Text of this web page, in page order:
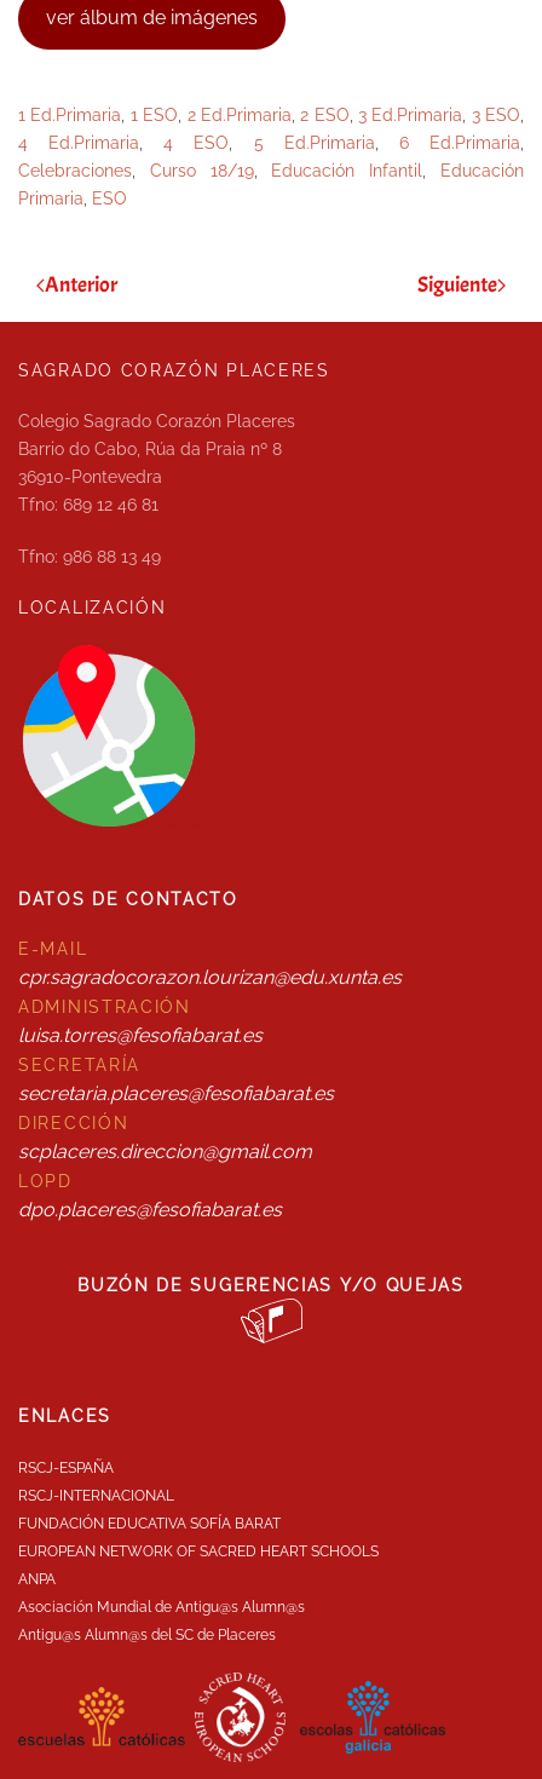
ver álbum de imágenes
1 Ed.Primaria 1 ESO 2 Ed.Primaria 2 ESO 3 Ed.Primaria 3 ESO
4 Ed.Primaria ,4 ESO 5 Ed.Primaria 6 Ed.Primaria
Celebraciones
Curso 18/19, Educación Infantil
Educación
Primaria
ESO
Anterior Siguiente
SAGRADO CORAZÓN PLACERES
Colegio Sagrado Corazón Placeres
Barrio do Cabo, Rúa da Praia nº 8
36910-Pontevedra
Tfno: 689 12 46 81
Tfno: 986 88 13 49
LOCALIZACIÓN
DATOS DE CONTACTO
E-MAIL
cpr.sagradocorazon.lourizan@edu.xunta.es
ADMINISTRACIÓN
luisa.torres@fesofiabarat.es
SECRETARÍA
secretaria.placeres@fesofiabarat.es
DIRECCIÓN
scplaceres.direccion@gmail.com
LOPD
dpo.placeres@fesofiabarat.es
BUZÓN DE SUGERENCIAS Y/O QUEJAS
ENLACES
RSCJ-ESPAÑA
RSCJ-INTERNACIONAL
FUNDACIÓN EDUCATIVA SOFÍA BARAT
EUROPEAN NETWORK OF SACRED HEART SCHOOLS
ANPA
Asociación Mundial de Antigu@s Alumn@s
Antigu@s Alumn@s del SC de Placeres